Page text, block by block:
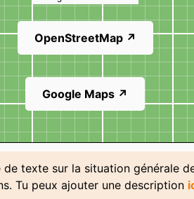
OpenStreetMap ↗
Google Maps ↗
de texte sur la situation générale
Tu peux ajouter une description